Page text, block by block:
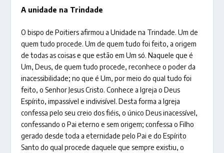
A unidade na Trindade
O bispo de Poitiers afirmou a Unidade na Trindade. Um de
quem tudo procede. Um de quem tudo foi feito, a origem
de todas as coisas e que estão em Um só. Naquele que é
Um, Deus, de quem tudo procede, reconhece o poder da
inacessibilidade; no que é Um, por meio do qual tudo foi
feito, o Senhor Jesus Cristo. Conhece a Igreja o Deus
Espírito, impassível e indivisível. Desta forma a Igreja
confessa pelo seu creio dos fiéis, o único Deus inacessível,
confessando o Pai eterno e sem origem; confessa o Filho
gerado desde toda a eternidade pelo Pai e do Espírito
Santo do qual procede daquele que sempre existiu, o